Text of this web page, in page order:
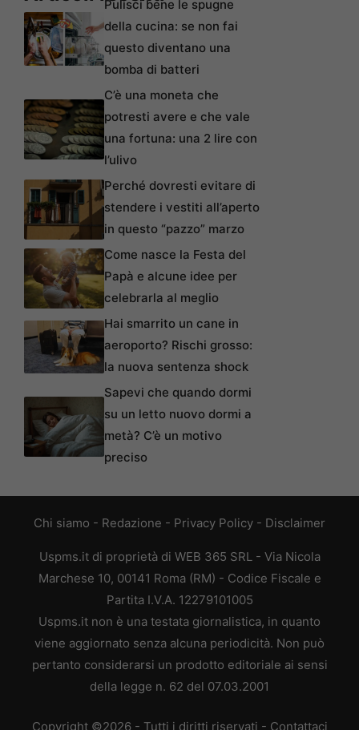
Pulisci bene le spugne
della cucina: se non fai
questo diventano una
bomba di batteri
C’è una moneta che
potresti avere e che vale
una fortuna: una 2 lire con
l’ulivo
Perché dovresti evitare di
stendere i vestiti all’aperto
in questo “pazzo” marzo
Come nasce la Festa del
Papà e alcune idee per
celebrarla al meglio
Hai smarrito un cane in
aeroporto? Rischi grosso:
la nuova sentenza shock
Sapevi che quando dormi
su un letto nuovo dormi a
metà? C’è un motivo
preciso
Chi siamo - Redazione - Privacy Policy - Disclaimer
Uspms.it di proprietà di WEB 365 SRL - Via Nicola
Marchese 10, 00141 Roma (RM) - Codice Fiscale e
Partita I.V.A. 12279101005
Uspms.it non è una testata giornalistica, in quanto
viene aggiornato senza alcuna periodicità. Non può
pertanto considerarsi un prodotto editoriale ai sensi
della legge n. 62 del 07.03.2001
Copyright ©2026 - Tutti i diritti riservati - Contattaci